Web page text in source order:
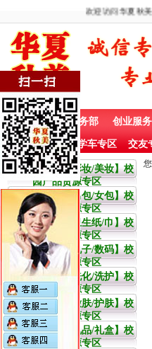
欢迎访问华夏秋美
首 页 兼职服务部 创业服
社团赞助专栏 学车专区 交友
大学生【彩妆/美妆】校
园产品货源专区
大学生【男包/女包】校
园产品货源专区
大学生【卫生纸/巾】校
园产品货源专区
大学生【电子/数码】校
园产品货源专区
大学生【洗化/洗护】校
园产品货源专区
大学生【嫩肤/护肤】校
园产品货源专区
教职工【礼品/礼盒】校
园产品货源专区